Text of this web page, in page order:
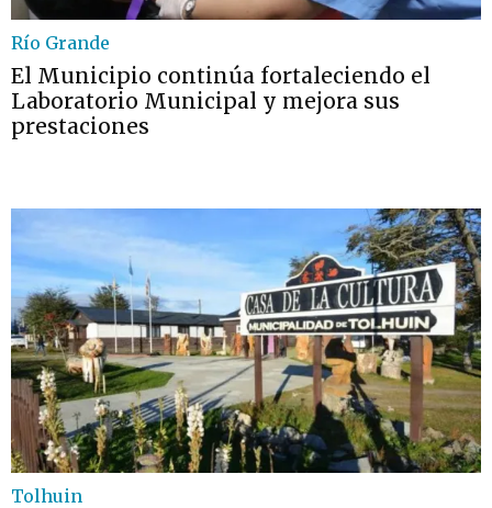
Río Grande
El Municipio continúa fortaleciendo el
Laboratorio Municipal y mejora sus
prestaciones
Tolhuin